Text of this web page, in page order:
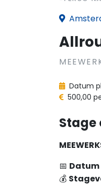
Datum
500,00
📅
💰